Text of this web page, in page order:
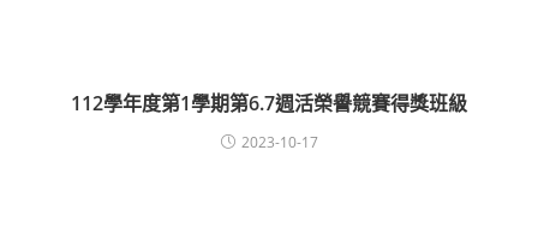
112學年度第1學期第6.7週活榮譽競賽得獎班級
2023-10-17